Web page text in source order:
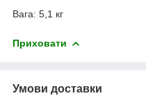
Вага: 5,1 кг
Приховати
Умови доставки